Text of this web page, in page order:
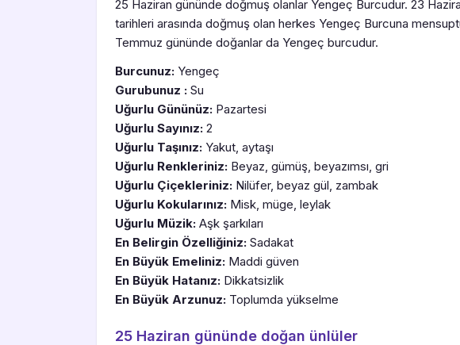
25 Haziran gününde doğmuş olanlar Yengeç Burcudur. 23
tarihleri arasında doğmuş olan herkes Yengeç Burcuna
Temmuz gününde doğanlar da Yengeç burcudur.
Burcunuz: Yengeç
Gurubunuz : Su
Uğurlu Gününüz: Pazartesi
Uğurlu Sayınız: 2
Uğurlu Taşınız: Yakut, aytaşı
Uğurlu Renkleriniz: Beyaz, gümüş, beyazımsı, gri
Uğurlu Çiçekleriniz: Nilüfer, beyaz gül, zambak
Uğurlu Kokularınız: Misk, müge, leylak
Uğurlu Müzik: Aşk şarkıları
En Belirgin Özelliğiniz: Sadakat
En Büyük Emeliniz: Maddi güven
En Büyük Hatanız: Dikkatsizlik
En Büyük Arzunuz: Toplumda yükselme
25 Haziran gününde doğan ünlüler